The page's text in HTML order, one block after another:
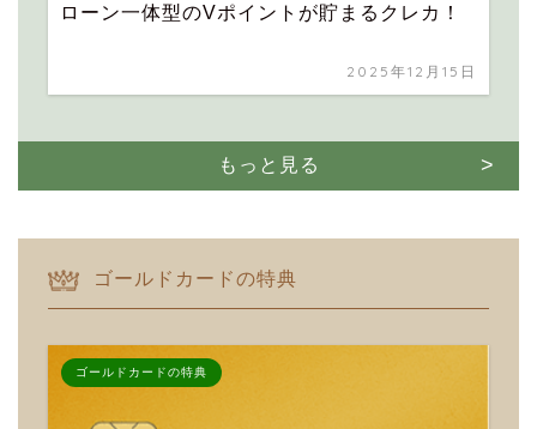
ローン一体型のVポイントが貯まるクレカ！
2025年12月15日
もっと見る
ゴールドカードの特典
ゴールドカードの特典